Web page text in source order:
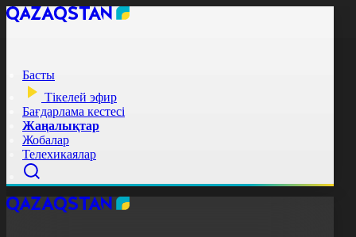
Басты
Тікелей эфир
Бағдарлама кестесі
Жаңалықтар
Жобалар
Телехикаялар